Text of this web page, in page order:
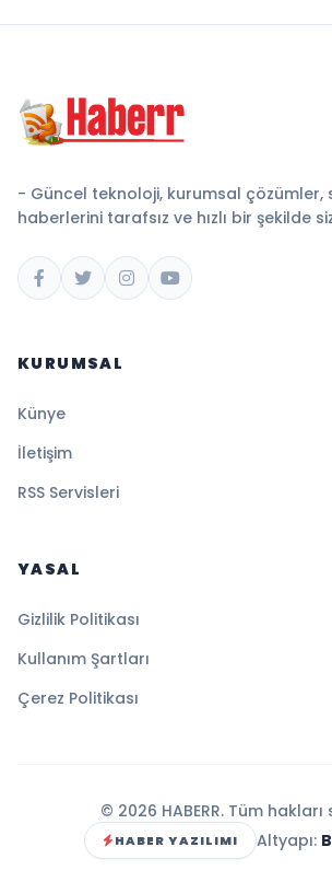
- Güncel teknoloji, kurumsal çözümler,
haberlerini tarafsız ve hızlı bir şekilde
KURUMSAL
Künye
İletişim
RSS Servisleri
YASAL
Gizlilik Politikası
Kullanım Şartları
Çerez Politikası
© 2026 HABERR. Tüm hakları
HABER YAZILIMI Altyapı: